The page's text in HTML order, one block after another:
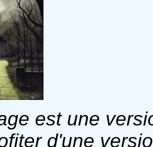
est une
d'une